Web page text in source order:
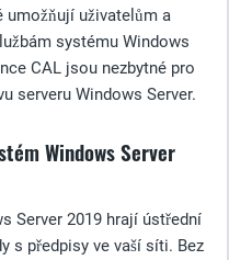
umožňují uživatelům a
systému Windows
CAL jsou nezbytné pro
serveru Windows Server.
Windows Server
Server 2019 hrají ústřední
s předpisy ve vaší síti. Bez